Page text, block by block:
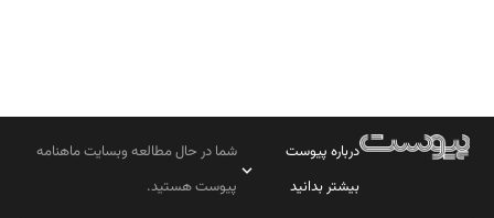
درباره پیوست
بیشتر بدانید
شما در حال مطالعه وبسایت ماهنامه
پیوست هستید.